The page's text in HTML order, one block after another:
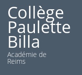
Collège
Paulette
Billa
Académie de
Reims